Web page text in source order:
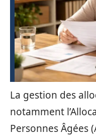
La gestion des
notamment
Personnes Âgées